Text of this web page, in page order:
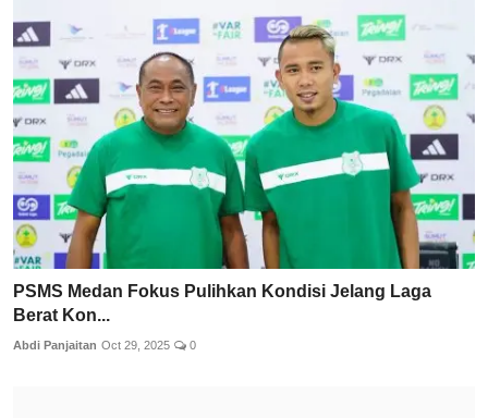
PSMS Medan Fokus Pulihkan Kondisi Jelang Laga
Berat Kon...
Abdi Panjaitan Oct 29, 2025 0